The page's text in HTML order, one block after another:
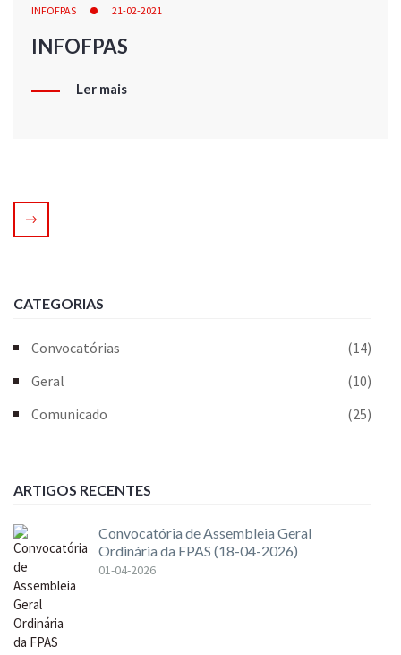
INFOFPAS 21-02-2021
INFOFPAS
Ler mais
CATEGORIAS
Convocatórias
(14)
Geral
(10)
Comunicado
(25)
ARTIGOS RECENTES
Convocatória de Assembleia Geral
Ordinária da FPAS (18-04-2026)
01-04-2026